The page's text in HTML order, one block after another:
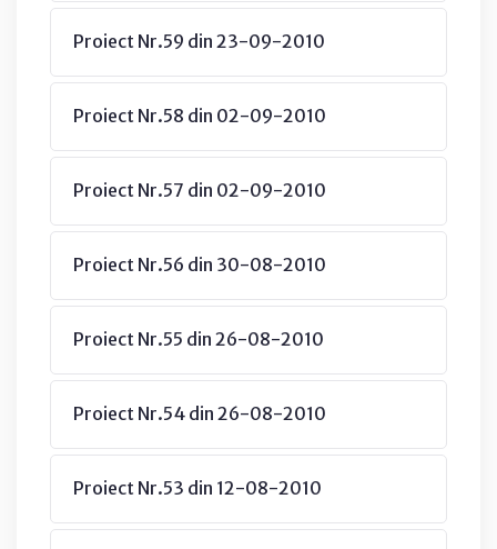
Proiect Nr.59 din 23-09-2010
Proiect Nr.58 din 02-09-2010
Proiect Nr.57 din 02-09-2010
Proiect Nr.56 din 30-08-2010
Proiect Nr.55 din 26-08-2010
Proiect Nr.54 din 26-08-2010
Proiect Nr.53 din 12-08-2010